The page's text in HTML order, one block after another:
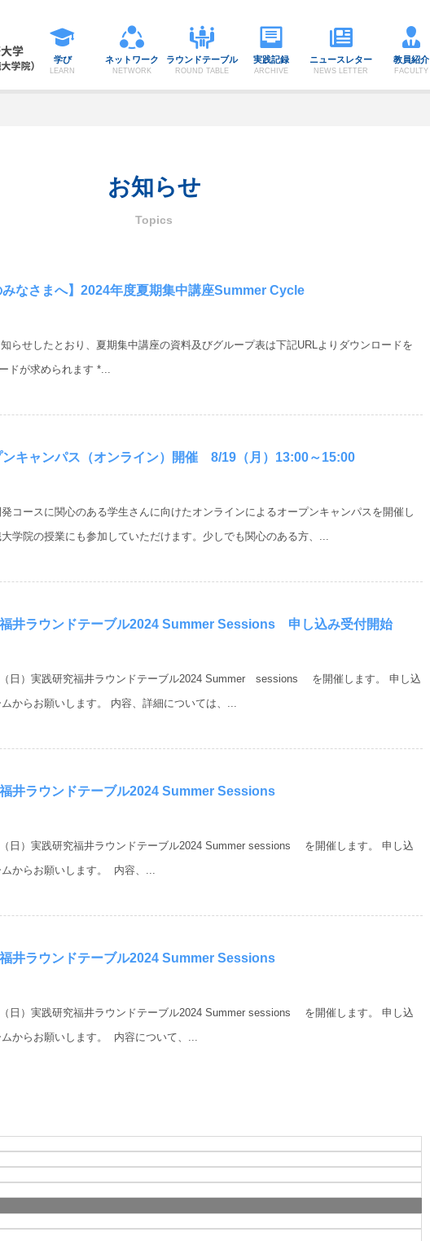
学び
LEARN
ネットワーク
NETWORK
ラウンドテーブル
ROUND TABLE
実践記録
ARCHIVE
ニュースレター
NEWS LETTER
教員紹介
FACULTY
お知らせ
みなさまへ】2024年度夏期集中講座Summer Cycle
らせしたとおり、夏期集中講座の資料及びグループ表は下記URLよりダウンロードを
ドが求められます *...
ンキャンパス（オンライン）開催 8/19（月）13:00～15:00
コースに関心のある学生さんに向けたオンラインによるオープンキャンパスを開催し
学院の授業にも参加していただけます。少しでも関心のある方、...
井ラウンドテーブル2024 Summer Sessions 申し込み受付開始
日）実践研究福井ラウンドテーブル2024 Summer sessions を開催します。 申し込
からお願いします。 内容、詳細については、...
井ラウンドテーブル2024 Summer Sessions
日）実践研究福井ラウンドテーブル2024 Summer sessions を開催します。 申し込
からお願いします。 内容、...
井ラウンドテーブル2024 Summer Sessions
日）実践研究福井ラウンドテーブル2024 Summer sessions を開催します。 申し込
からお願いします。 内容について、...